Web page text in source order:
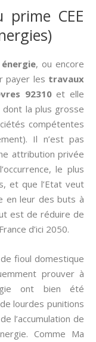
prime CEE
, ou encore
payer les travaux
92310et elle
la plus grosse
compétentes
Il n’est pas
attribution privée
le plus
et que l’Etat veut
en leur des buts à
est de réduire de
d’ici 2050.
fioul domestique
prouver à
ont bien été
lourdes punitions
l’accumulation de
Comme Ma